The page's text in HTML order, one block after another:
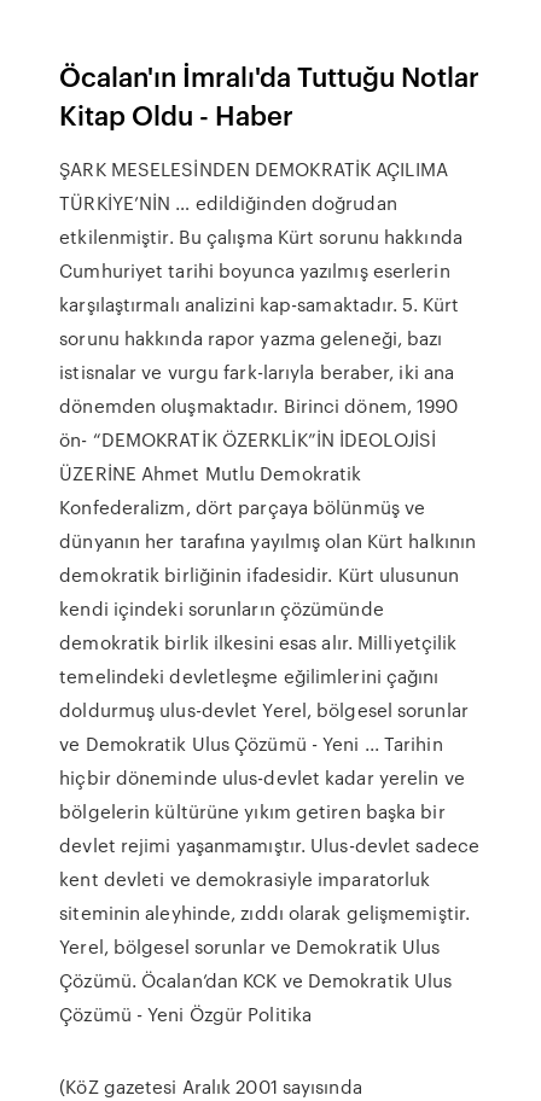
Öcalan'ın İmralı'da Tuttuğu Notlar
Kitap Oldu - Haber
ŞARK MESELESİNDEN DEMOKRATİK AÇILIMA
TÜRKİYE’NİN … edildiğinden doğrudan
etkilenmiştir. Bu çalışma Kürt sorunu hakkında
Cumhuriyet tarihi boyunca yazılmış eserlerin
karşılaştırmalı analizini kap-samaktadır. 5. Kürt
sorunu hakkında rapor yazma geleneği, bazı
istisnalar ve vurgu fark-larıyla beraber, iki ana
dönemden oluşmaktadır. Birinci dönem, 1990
ön- “DEMOKRATİK ÖZERKLİK”İN İDEOLOJİSİ
ÜZERİNE Ahmet Mutlu Demokratik
Konfederalizm, dört parçaya bölünmüş ve
dünyanın her tarafına yayılmış olan Kürt halkının
demokratik birliğinin ifadesidir. Kürt ulusunun
kendi içindeki sorunların çözümünde
demokratik birlik ilkesini esas alır. Milliyetçilik
temelindeki devletleşme eğilimlerini çağını
doldurmuş ulus-devlet Yerel, bölgesel sorunlar
ve Demokratik Ulus Çözümü - Yeni ... Tarihin
hiçbir döneminde ulus-devlet kadar yerelin ve
bölgelerin kültürüne yıkım getiren başka bir
devlet rejimi yaşanmamıştır. Ulus-devlet sadece
kent devleti ve demokrasiyle imparatorluk
siteminin aleyhinde, zıddı olarak gelişmemiştir.
Yerel, bölgesel sorunlar ve Demokratik Ulus
Çözümü. Öcalan’dan KCK ve Demokratik Ulus
Çözümü - Yeni Özgür Politika
(KöZ gazetesi Aralık 2001 sayısında